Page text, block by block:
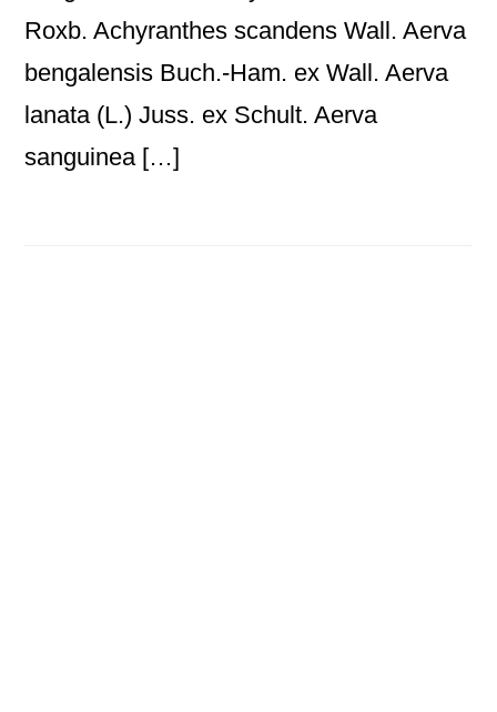
Roxb. Achyranthes scandens Wall. Aerva
bengalensis Buch.-Ham. ex Wall. Aerva
lanata (L.) Juss. ex Schult. Aerva
sanguinea […]